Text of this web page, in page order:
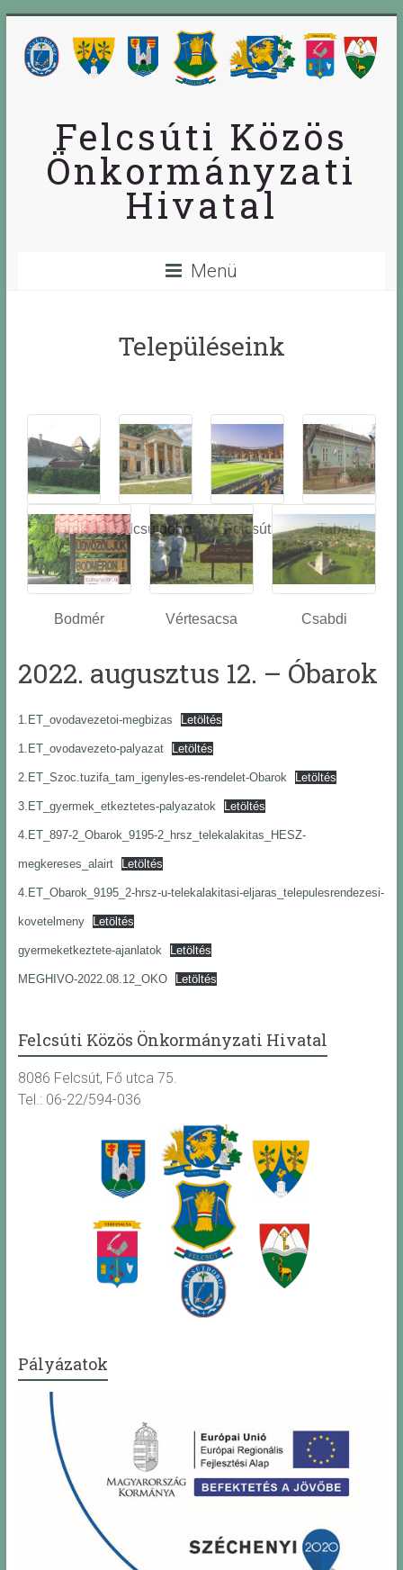
Felcsúti Közös
Önkormányzati
Hivatal
Menü
Településeink
Óbarok
Alcsútdobo
z
Felcsút Tabajd
Bodmér Vértesacsa Csabdi
2022. augusztus 12. – Óbarok
1.ET_ovodavezetoi-megbizas Letöltés
1.ET_ovodavezeto-palyazat Letöltés
2.ET_Szoc.tuzifa_tam_igenyles-es-rendelet-Obarok Letöltés
3.ET_gyermek_etkeztetes-palyazatok Letöltés
4.ET_897-2_Obarok_9195-2_hrsz_telekalakitas_HESZ-
megkereses_alairt Letöltés
4.ET_Obarok_9195_2-hrsz-u-telekalakitasi-eljaras_telepulesrendezesi-
kovetelmeny Letöltés
gyermeketkeztete-ajanlatok Letöltés
MEGHIVO-2022.08.12_OKO Letöltés
Felcsúti Közös Önkormányzati Hivatal
8086 Felcsút, Fő utca 75.
Tel.: 06-22/594-036
Pályázatok